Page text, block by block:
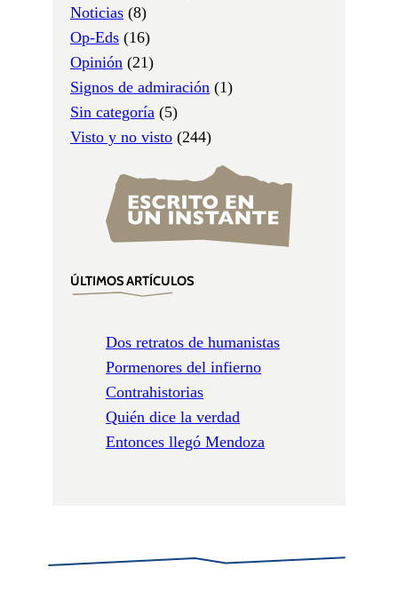
Noticias (8)
Op-Eds (16)
Opinión (21)
Signos de admiración (1)
Sin categoría (5)
Visto y no visto (244)
ÚLTIMOS ARTÍCULOS
Dos retratos de humanistas
Pormenores del infierno
Contrahistorias
Quién dice la verdad
Entonces llegó Mendoza